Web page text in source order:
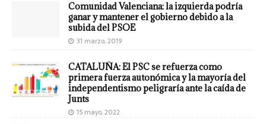
Comunidad Valenciana: la izquierda podría
ganar y mantener el gobierno debido a la
subida del PSOE
31 marzo, 2019
CATALUÑA: El PSC se refuerza como
primera fuerza autonómica y la mayoría del
independentismo peligraría ante la caída de
Junts
15 mayo, 2022